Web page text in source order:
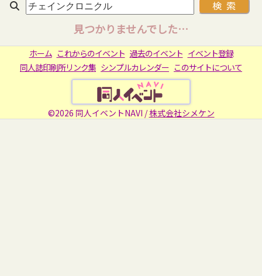
見つかりませんでした…
ホーム これからのイベント 過去のイベント イベント登録
同人誌印刷所リンク集 シンプルカレンダー このサイトについて
©2026 同人イベントNAVI /株式会社シメケン